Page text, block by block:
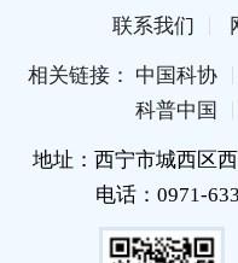
联系我们
相关链接： 中国科协
科普中国
地址：西宁市城西区
电话：0971-